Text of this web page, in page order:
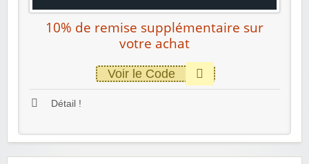
10% de remise supplémentaire sur
votre achat
Voir le Code
Détail !